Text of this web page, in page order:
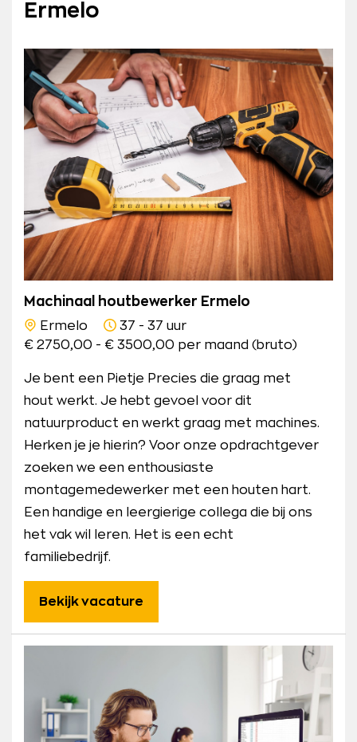
Ermelo
Machinaal houtbewerker Ermelo
Ermelo
37 - 37 uur
€ 2750,00 - € 3500,00 per maand (bruto)
Je bent een Pietje Precies die graag met
hout werkt. Je hebt gevoel voor dit
natuurproduct en werkt graag met machines.
Herken je je hierin? Voor onze opdrachtgever
zoeken we een enthousiaste
montagemedewerker met een houten hart.
Een handige en leergierige collega die bij ons
het vak wil leren. Het is een echt
familiebedrijf.
Bekijk vacature